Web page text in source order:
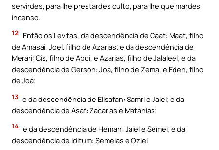
servirdes, para lhe prestardes culto, para lhe queimardes
incenso.
12
Então os Levitas, da descendência de Caat: Maat, filho
de Amasai, Joel, filho de Azarias; e da descendência de
Merari: Cis, filho de Abdi, e Azarias, filho de Jalaleel; e da
descendência de Gerson: Joá, filho de Zema, e Eden, filho
de Joá;
13 e da descendência de Elisafan: Samri e Jaiel; e da
descendência de Asaf: Zacarias e Matanias;
14 e da descendência de Heman: Jaiel e Semei; e da
descendência de Iditum: Semeias e Oziel